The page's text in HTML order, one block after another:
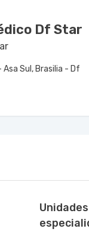
Df Star
Asa Sul, Brasilia - Df